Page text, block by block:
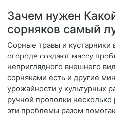
Зачем нужен
сорняков самый
Сорные травы и кустарники
огороде создают массу
неприглядного внешнего
сорняками есть и другие
урожайности у культурных
ручной прополки несколько
эти проблемы разом